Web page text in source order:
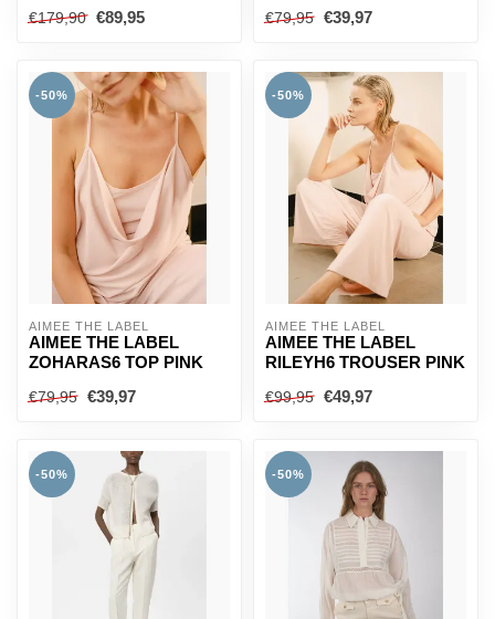
€179,90 €89,95 €79,95 €39,97
-50%
AÍMÉE THE LABEL
AIMEE THE LABEL
ZOHARAS6 TOP PINK
€79,95 €39,97
-50%
AÍMÉE THE LABEL
AIMEE THE LABEL
RILEYH6 TROUSER PINK
€99,95 €49,97
-50% -50%